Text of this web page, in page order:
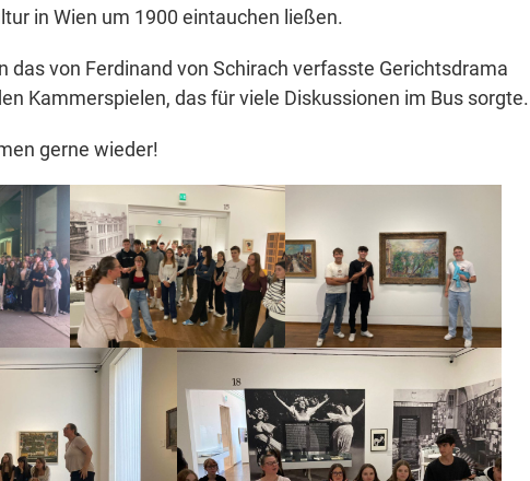
in Wien um 1900 eintauchen ließen.
das von Ferdinand von Schirach verfasste Gerichtsdrama
Kammerspielen, das für viele Diskussionen im Bus sorgte.
gerne wieder!